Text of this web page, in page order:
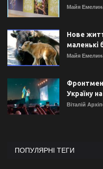
Майя
Нове
маленькі
Майя
Фронтмен
Україну
Віталій
ПОПУЛЯРНІ ТЕГИ